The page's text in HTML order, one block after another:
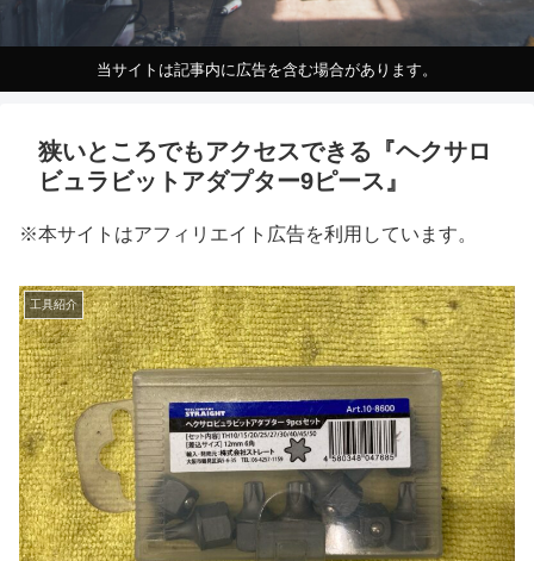
当サイトは記事内に広告を含む場合があります。
狭いところでもアクセスできる『ヘクサロ
ビュラビットアダプター9ピース』
※本サイトはアフィリエイト広告を利用しています。
工具紹介